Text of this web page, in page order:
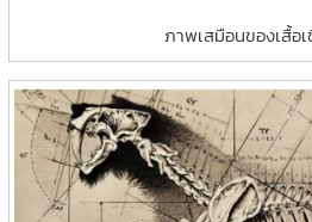
ภาพเสมือนของเสื้อ